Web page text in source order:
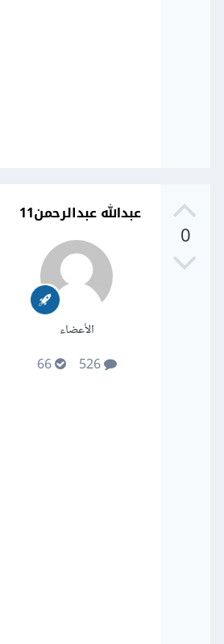
0
عبدالله عبدالرحمن11
الأعضاء
526
66